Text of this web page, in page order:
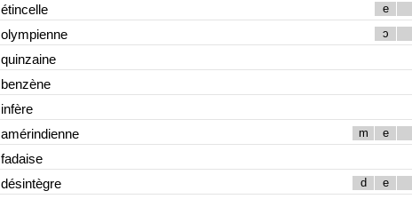
étincelle e
olympienne ɔ
quinzaine
benzène
infère
amérindienne m e
fadaise
désintègre d e